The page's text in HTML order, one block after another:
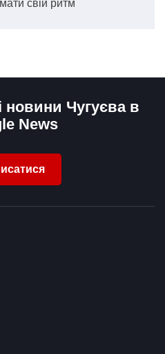
свій ритм
новини Чугуєва в
News